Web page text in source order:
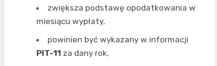
zwiększa podstawę opodatkowania w
miesiącu wypłaty,
powinien być wykazany w informacji
PIT-11 za dany rok,